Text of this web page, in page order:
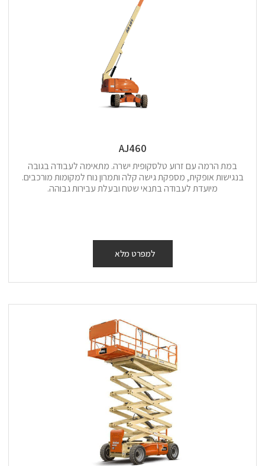
AJ460
במת הרמה עם זרוע טלסקופית ישרה. מתאימה לעבודה בגובה
בנגישות אופקית, מספקת גישה קלה ותמרון נוח למקומות מורכבים.
מיועדת לעבודה בתנאי שטח ובעלת עבירות גבוהה.
למפרט מלא